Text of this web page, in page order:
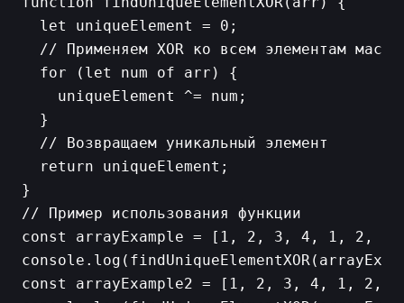
  let uniqueElement = 0;
// Применяем XOR ко всем элементам
  for (let num of arr) {
    uniqueElement ^= num;
  }
  // Возвращаем уникальный элемент
  return uniqueElement;
}
// Пример использования функции
const arrayExample = [1, 2, 3, 4, 1, 2,
const arrayExample2 = [1, 2, 3, 4, 1, 2,